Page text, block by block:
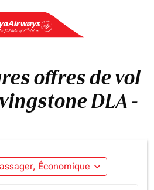
offres de vol
DLA -
Économique expand_more